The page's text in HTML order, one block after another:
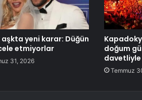
aşkta yeni karar: Düğün
etmiyorlar
31, 2026
doğum
davetliyle
Temmuz